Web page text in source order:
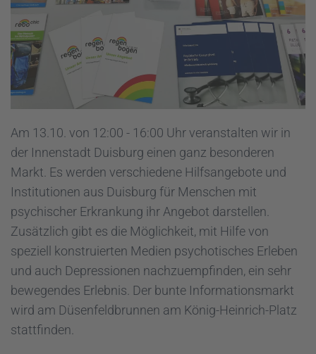
Am 13.10. von 12:00 - 16:00 Uhr veranstalten wir in
der Innenstadt Duisburg einen ganz besonderen
Markt. Es werden verschiedene Hilfsangebote und
Institutionen aus Duisburg für Menschen mit
psychischer Erkrankung ihr Angebot darstellen.
Zusätzlich gibt es die Möglichkeit, mit Hilfe von
speziell konstruierten Medien psychotisches Erleben
und auch Depressionen nachzuempfinden, ein sehr
bewegendes Erlebnis. Der bunte Informationsmarkt
wird am Düsenfeldbrunnen am König-Heinrich-Platz
stattfinden.